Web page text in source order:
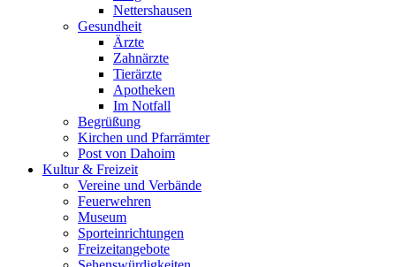
Nettershausen
Gesundheit
Ärzte
Zahnärzte
Tierärzte
Apotheken
Im Notfall
Begrüßung
Kirchen und Pfarrämter
Post von Dahoim
Kultur & Freizeit
Vereine und Verbände
Feuerwehren
Museum
Sporteinrichtungen
Freizeitangebote